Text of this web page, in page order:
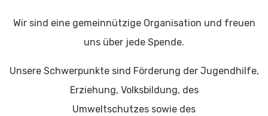
Wir sind eine gemeinnützige Organisation und freuen
uns über jede Spende.
Unsere Schwerpunkte sind Förderung der Jugendhilfe,
Erziehung, Volksbildung, des
Umweltschutzes sowie des